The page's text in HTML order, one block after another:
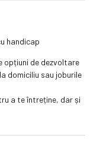
handicap
opțiuni de dezvoltare
domiciliu sau joburile
a te întreține, dar și